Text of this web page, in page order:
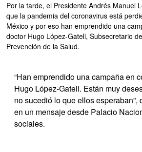
Por la tarde, el Presidente Andrés Manuel
que la pandemia del coronavirus está
México y por eso han emprendido una
doctor Hugo López-Gatell, Subsecretario
Prevención de la Salud.
“Han emprendido una campaña en
Hugo López-Gatell. Están muy
no sucedió lo que ellos esperaban”,
en un mensaje desde Palacio
sociales.